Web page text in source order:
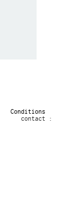
Conditions
contact :